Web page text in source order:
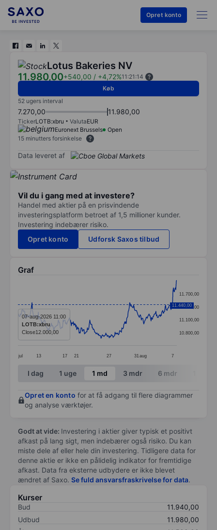
Opret konto
Lotus Bakeries NV
11.980,00+540,00 / +4,72%11:21:14
Køb
52 ugers interval
7.270,00 11.980,00
TickerLOTB:xbru ValutaEUR
Euronext Brussels
Open
15 minutters forsinkelse
Data leveret af
Vil du i gang med at investere?
Handel med aktier på en prisvindende
investeringsplatform betroet af 1,5 millioner kunder.
Investering indebærer risiko.
Opret konto
Udforsk Saxos tilbud
Graf
Line chart with 328 data points.
The chart has 1 X axis displaying categories.
The chart has 1 Y axis displaying values. Data
jul 13 17 21 27 31 aug 7
10.800,00
11.100,00
11.400,00
11.700,00
11.440,00
07-aug-2026 11:00
LOTB:xbru
Close12.000,00
End of interactive chart.
I dag 1 uge 1 md 3 mdr 6 mdr
Opret en konto for at få adgang til flere diagrammer
og analyse værktøjer.
Godt at vide: Investering i aktier giver typisk et positivt
afkast på lang sigt, men indebærer også risiko. Du kan
miste dele af eller hele din investering. Tidligere data for
denne aktie er ikke en pålidelig indikator for fremtidige
afkast. Data fra eksterne udbydere er ikke blevet
ændret af Saxo. Se fuld ansvarsfraskrivelse for data.
Kurser
Bud
11.940,00
Udbud
11.980,00